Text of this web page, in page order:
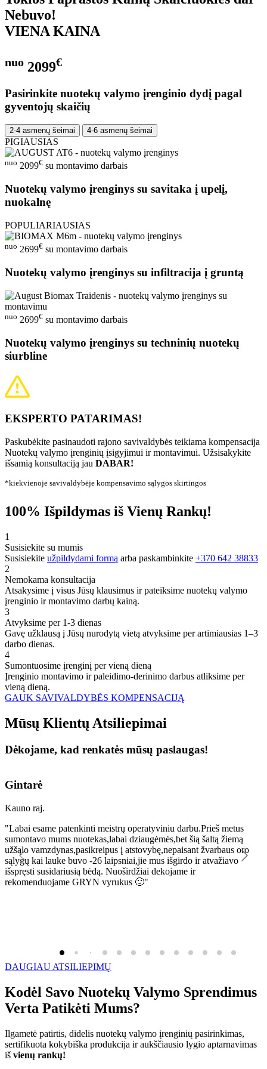
Nebuvo!
VIENA KAINA
nuo 2099€
Pasirinkite nuotekų valymo įrenginio dydį pagal
gyventojų skaičių
2-4 asmenų šeimai 4-6 asmenų šeimai
PIGIAUSIAS
nuo 2099€ su montavimo darbais
Nuotekų valymo įrenginys su savitaka į upelį,
nuokalnę
POPULIARIAUSIAS
nuo 2699€ su montavimo darbais
Nuotekų valymo įrenginys su infiltracija į gruntą
nuo 2699€ su montavimo darbais
Nuotekų valymo įrenginys su techninių nuotekų
siurbline
EKSPERTO PATARIMAS!
Paskubėkite pasinaudoti rajono savivaldybės teikiama kompensacija
Nuotekų valymo įrenginių įsigyjimui ir montavimui. Užsisakykite
išsamią konsultaciją jau DABAR!
*kiekvienoje savivaldybėje kompensavimo sąlygos skirtingos
100% Išpildymas iš Vienų Rankų!
1
Susisiekite su mumis
Susisiekite užpildydami formą arba paskambinkite +370 642 38833
2
Nemokama konsultacija
Atsakysime į visus Jūsų klausimus ir pateiksime nuotekų valymo
įrenginio ir montavimo darbų kainą.
3
Atvyksime per 1-3 dienas
Gavę užklausą į Jūsų nurodytą vietą atvyksime per artimiausias 1–3
darbo dienas.
4
Sumontuosime įrenginį per vieną dieną
Įrenginio montavimo ir paleidimo-derinimo darbus atliksime per
vieną dieną.
GAUK SAVIVALDYBĖS KOMPENSACIJĄ
Mūsų Klientų Atsiliepimai
Dėkojame, kad renkatės mūsų paslaugas!
Gintarė
Kauno raj.
"Labai esame patenkinti meistrų operatyviniu darbu.Prieš metus
sumontavo mums nuotekas,labai dziaugėmės,bet šią šaltą žiemą
užšąlo vamzdynas,pasikreipus į atstovybę,nepaisant žvarbaus oro
sąlygų kai lauke buvo -26 laipsniai,jie mus išgirdo ir atvažiavo
išspręsti susidariusią bėdą. Nuoširdžiai dekojame ir
rekomenduojame GRYN vyrukus 🙂"
DAUGIAU ATSILIEPIMŲ
Kodėl Savo Nuotekų Valymo Sprendimus
Verta Patikėti Mums?
Ilgametė patirtis, didelis nuotekų valymo įrenginių pasirinkimas,
sertifikuota kokybiška produkcija ir aukščiausio lygio aptarnavimas
iš vienų rankų!